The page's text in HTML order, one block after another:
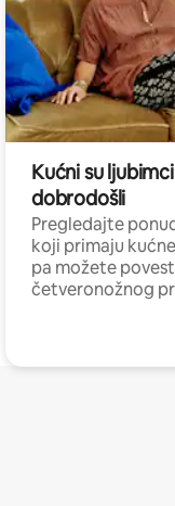
Kućni su ljubimci
dobrodošli
Pregledajte
koji primaju
pa možete
četveronožnog